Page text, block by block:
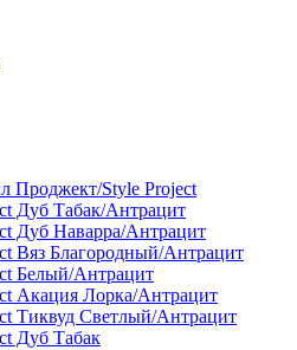
Проджект/Style Project
Дуб Табак/Антрацит
Дуб Наварра/Антрацит
Вяз Благородный/Антрацит
Белый/Антрацит
Акация Лорка/Антрацит
Тиквуд Светлый/Антрацит
Дуб Табак